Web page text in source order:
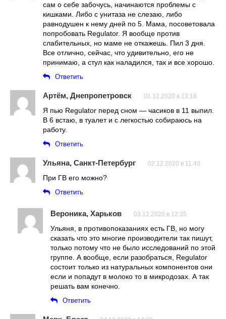
сам о себе забочусь, начинаются проблемы с
кишками. Либо с унитаза не слезаю, либо
равнодушен к нему дней по 5. Мама, посоветовала
попробовать Regulator. Я вообще против
слабительных, но маме не откажешь. Пил 3 дня.
Все отлично, сейчас, что удивительно, его не
принимаю, а стул как наладился, так и все хорошо.
Ответить
Артём, Днепропетровск 01.12.2020 в 13:18
Я пью Regulator перед сном — часиков в 11 выпил.
В 6 встаю, в туалет и с легкостью собираюсь на
работу.
Ответить
Ульяна, Санкт-Петербург 02.12.2020 в 11:40
При ГВ его можно?
Ответить
Вероника, Харьков 03.12.2020 в 12:35
Ульяня, в противопоказаниях есть ГВ, но могу
сказать что это многие производители так пишут,
только потому что не было исследований по этой
группе. А вообще, если разобраться, Regulator
состоит только из натуральных компонентов они
если и попадут в молоко то в микродозах. А так
решать вам конечно.
Ответить